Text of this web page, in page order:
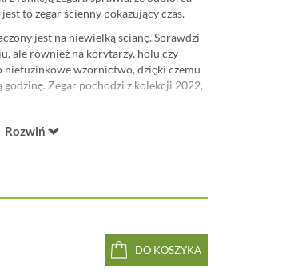
to zegar ścienny pokazujący czas.
jest na niewielką ścianę. Sprawdzi
ale również na korytarzy, holu czy
nietuzinkowe wzornictwo, dzięki czemu
Zegar pochodzi z kolekcji 2022,
(płyta MDF i metal) oraz wykonania,
we Włoszech w
, które ma doskonałą jednorodność oraz
uzyskanie wysokiej jakości
Rozwiń
DO KOSZYKA